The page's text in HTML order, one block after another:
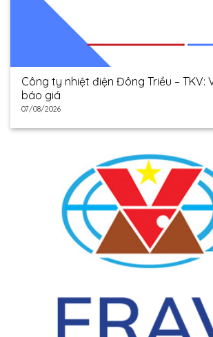
Công ty nhiệt điện Đông Triều – TKV:
báo giá
07/08/2026